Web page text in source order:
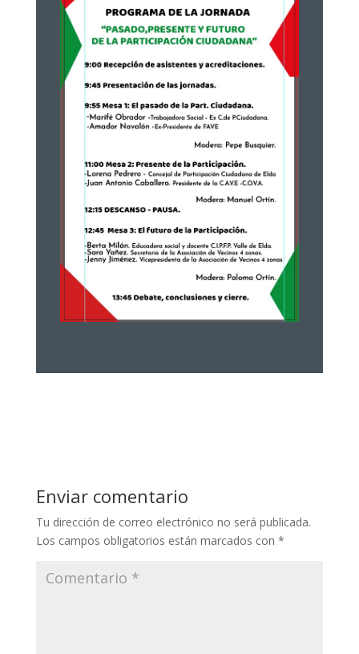
Enviar comentario
Tu dirección de correo electrónico no será publicada.
Los campos obligatorios están marcados con *